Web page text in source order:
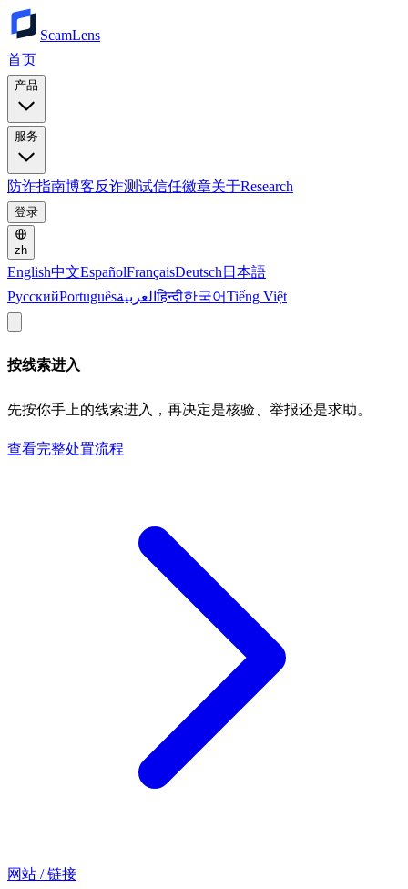
ScamLens
首页
产品
服务
防诈指南博客反诈测试信任徽章关于Research
登录
zh
English中文EspañolFrançaisDeutsch 日本語
РусскийPortuguêsالعربيةहिन्दी한국어Tiếng Việt
按线索进入
先按你手上的线索进入，再决定是核验、举报还是求助。
查看完整处置流程
网站 / 链接